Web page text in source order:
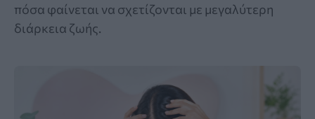
πόσα φαίνεται να σχετίζονται με μεγαλύτερη
διάρκεια ζωής.